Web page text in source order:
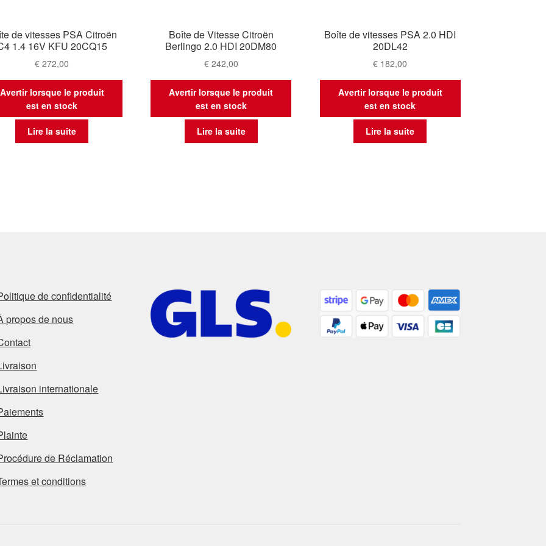
de vitesses PSA Citroën
1.4 16V KFU 20CQ15
€ 272,00
Avertir lorsque le produit
est en stock
Lire la suite
Boîte de Vitesse Citroën
Berlingo 2.0 HDI 20DM80
€242,00
Avertir lorsque le produit
est en stock
Lire la suite
Boîte de vitesses PSA 2.0 HDI
20DL42
€ 182,00
Avertir lorsque le produit
est en stock
Lire la suite
de confidentialité
propos de nous
internationale
de Réclamation
et conditions